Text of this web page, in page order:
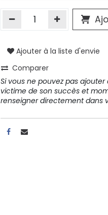
Ajouter à la liste d'envie
Comparer
Si vous ne pouvez pas
victime de son succès et
renseigner directement dans